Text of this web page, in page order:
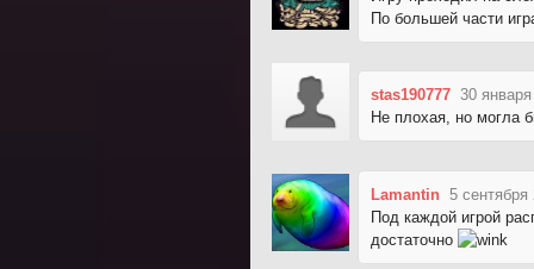
По большей части
stas190777 30
Не плохая, но могла
Lamantin 5 сентября
Под каждой игрой
достаточно